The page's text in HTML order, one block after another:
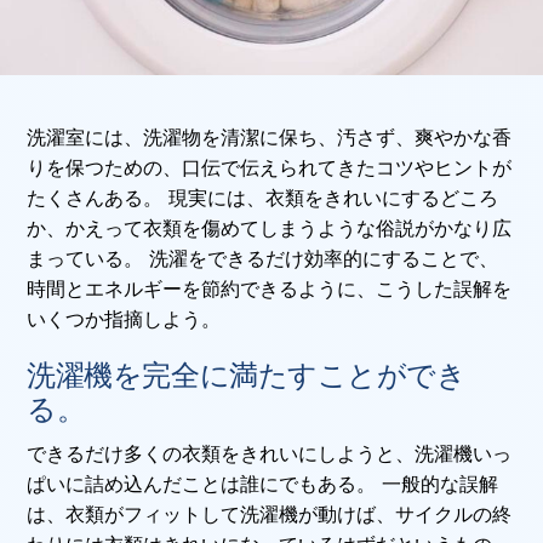
洗濯室には、洗濯物を清潔に保ち、汚さず、爽やかな香
りを保つための、口伝で伝えられてきたコツやヒントが
たくさんある。 現実には、衣類をきれいにするどころ
か、かえって衣類を傷めてしまうような俗説がかなり広
まっている。 洗濯をできるだけ効率的にすることで、
時間とエネルギーを節約できるように、こうした誤解を
いくつか指摘しよう。
洗濯機を完全に満たすことができ
る。
できるだけ多くの衣類をきれいにしようと、洗濯機いっ
ぱいに詰め込んだことは誰にでもある。 一般的な誤解
は、衣類がフィットして洗濯機が動けば、サイクルの終